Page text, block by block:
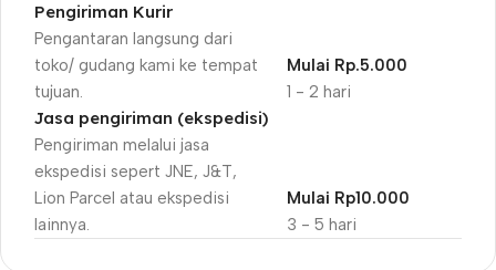
Pengiriman Kurir
Pengantaran langsung dari
toko/ gudang kami ke tempat
tujuan.
1 - 2 hari
Mulai Rp.5.000
Jasa pengiriman (ekspedisi)
Pengiriman melalui jasa
ekspedisi sepert JNE, J&T,
Lion Parcel atau ekspedisi
lainnya.
3 - 5 hari
Mulai Rp10.000